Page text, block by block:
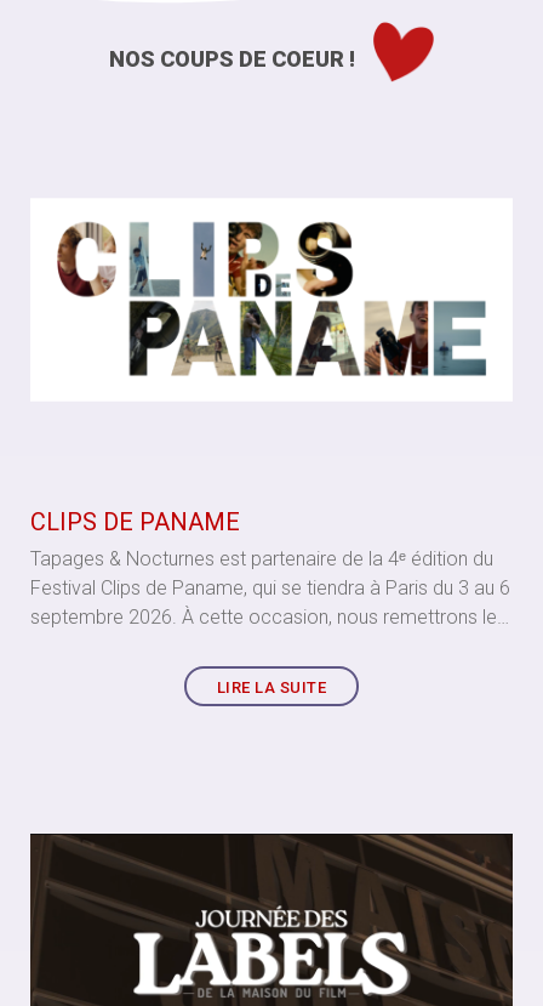
NOS COUPS DE COEUR !
CLIPS DE PANAME
Tapages & Nocturnes est partenaire de la 4ᵉ édition du
Festival Clips de Paname, qui se tiendra à Paris du 3 au 6
septembre 2026. À cette occasion, nous remettrons le
LIRE LA SUITE